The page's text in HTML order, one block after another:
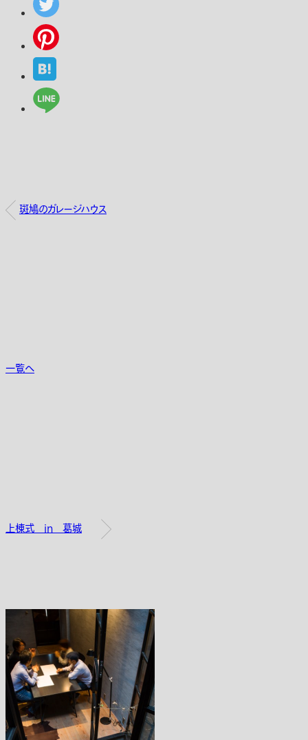
斑鳩のガレージハウス
一覧へ
上棟式 in 葛城